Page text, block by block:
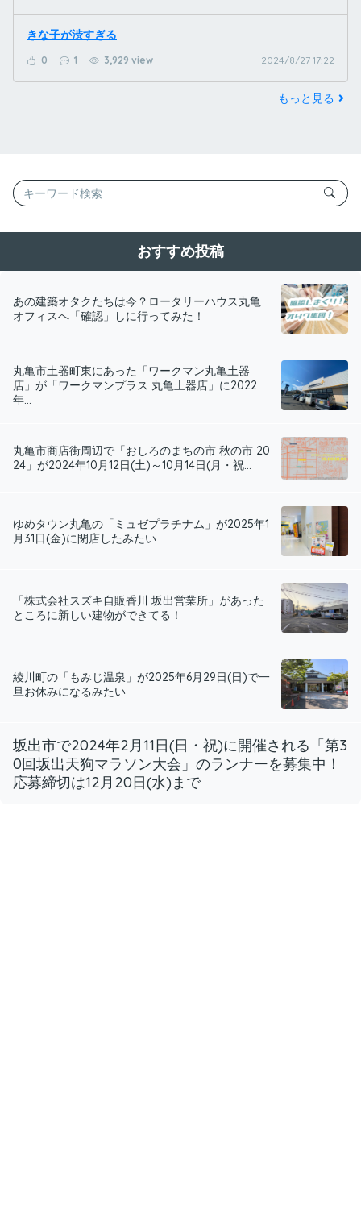
きな子が渋すぎる
0 1 3,929 view 2024/8/27 17:22
もっと見る
おすすめ投稿
あの建築オタクたちは今？ロータリーハウス丸亀
オフィスへ「確認」しに行ってみた！
丸亀市土器町東にあった「ワークマン丸亀土器
店」が「ワークマンプラス 丸亀土器店」に2022
年...
丸亀市商店街周辺で「おしろのまちの市 秋の市 20
24」が2024年10月12日(土)～10月14日(月・祝...
ゆめタウン丸亀の「ミュゼプラチナム」が2025年1
月31日(金)に閉店したみたい
「株式会社スズキ自販香川 坂出営業所」があった
ところに新しい建物ができてる！
綾川町の「もみじ温泉」が2025年6月29日(日)で一
旦お休みになるみたい
坂出市で2024年2月11日(日・祝)に開催される「第3
0回坂出天狗マラソン大会」のランナーを募集中！
応募締切は12月20日(水)まで